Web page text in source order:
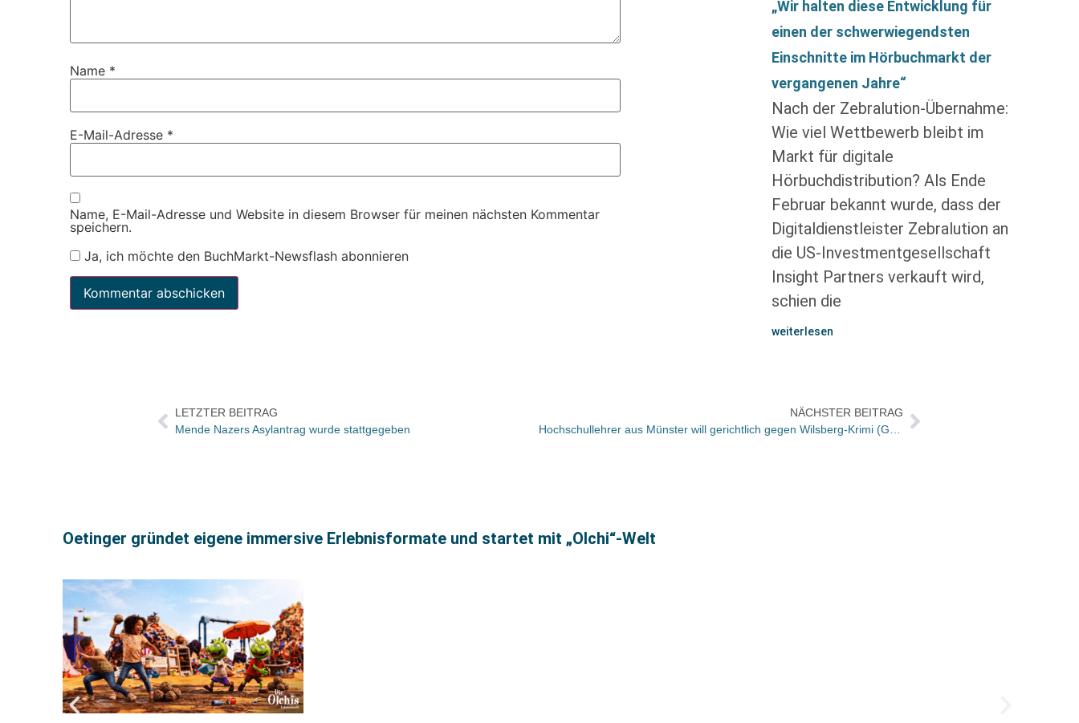
Name *
E-Mail-Adresse *
Name, E-Mail-Adresse und Website in diesem Browser für meinen nächsten Kommentar
speichern.
Ja, ich möchte den BuchMarkt-Newsflash abonnieren
„Wir halten diese Entwicklung für
einen der schwerwiegendsten
Einschnitte im Hörbuchmarkt der
vergangenen Jahre“
Nach der Zebralution-Übernahme:
Wie viel Wettbewerb bleibt im
Markt für digitale
Hörbuchdistribution? Als Ende
Februar bekannt wurde, dass der
Digitaldienstleister Zebralution an
die US-Investmentgesellschaft
Insight Partners verkauft wird,
schien die
weiterlesen
LETZTER BEITRAG
Mende Nazers Asylantrag wurde stattgegeben
NÄCHSTER BEITRAG
Oetinger gründet eigene immersive Erlebnisformate und startet mit „Olchi“-Welt